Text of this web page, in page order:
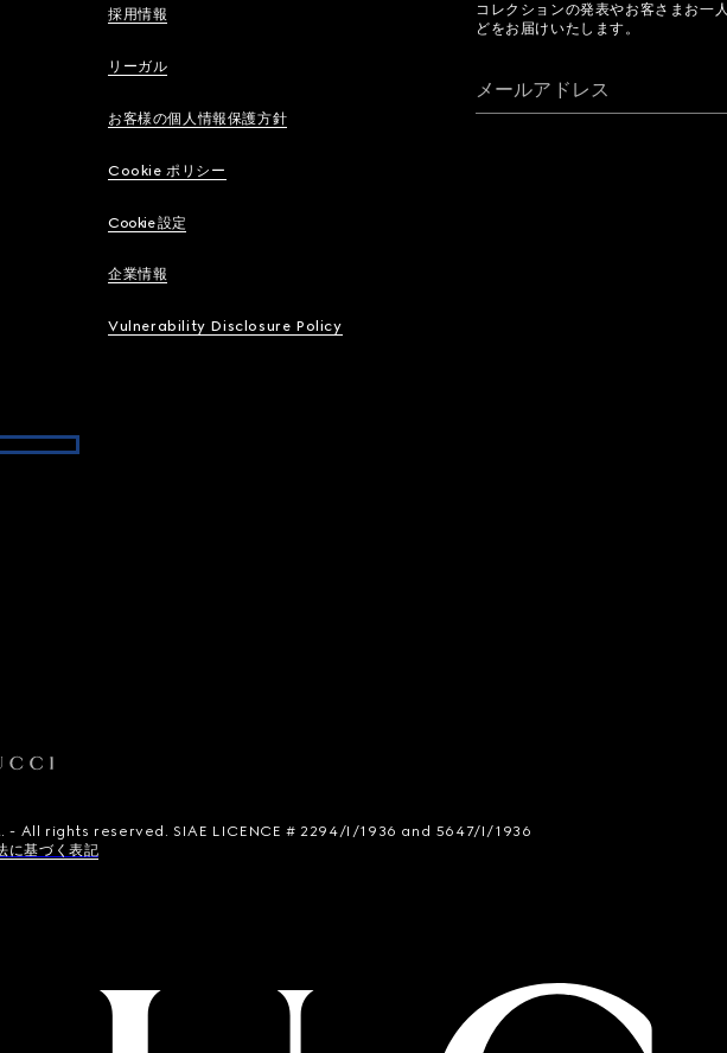
採用情報
リーガル
お客様の個人情報保護方針
Cookie ポリシー
Cookie 設定
企業情報
Vulnerability Disclosure Policy
コレクションの発表やお客さまお一
どをお届けいたします。
メールアドレス
- All rights reserved. SIAE LICENCE # 2294/I/1936 and 5647/I/1936
に基づく表記